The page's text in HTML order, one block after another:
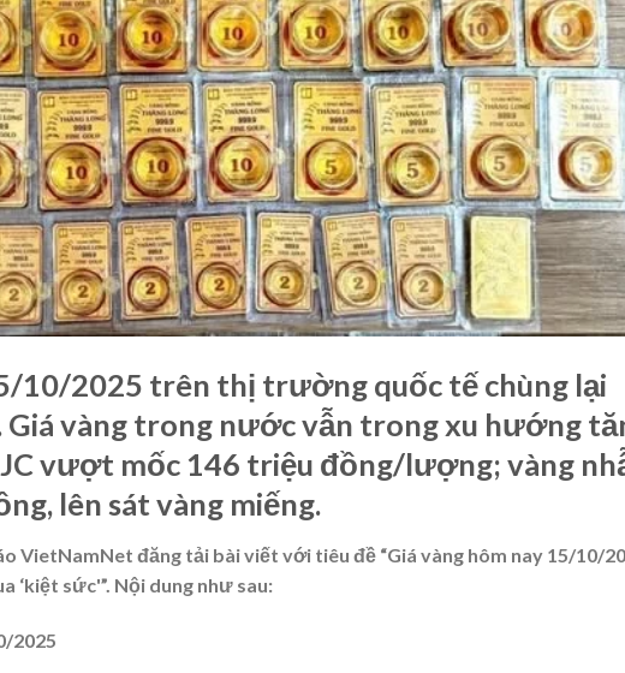
10/2025 trên thị trường quốc tế chùng lại
Giá vàng trong nước vẫn trong xu hướng
vượt mốc 146 triệu đồng/lượng; vàng
lên sát vàng miếng.
VietNamNet đăng tải bài viết với tiêu đề “Giá vàng hôm nay 15/10/
‘kiệt sức'”. Nội dung như sau:
2025